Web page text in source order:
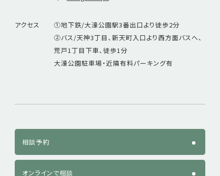
アクセス
①地下鉄/大濠公園駅3番出口より徒歩2分
②バス/天神3丁目、新天町入口より西方面バスへ、
荒戸1丁目下車、徒歩1分
大濠公園駐車場・近隣有料パーキング有
相談予約
オンラインで相談